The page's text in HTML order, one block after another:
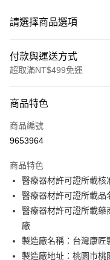
請選擇商品選項
付款與運送方式
超取滿NT$499免運
信用卡一次付款
信用卡分期付款
合作金庫商業銀行
華南商業銀行
上海商業儲蓄銀行
國泰世華商業銀行
臺灣中小企業銀行
匯豐（台灣）商業銀行
聯邦商業銀行
6 期 0 利率 每期
華南商業銀行
上海商業儲蓄銀行
國泰世華商業銀行
臺灣中小企業銀行
匯豐（台灣）商業銀行
LINE Pay
Apple Pay
街口支付
商品特色
商品編號
9653964
商品特色
醫療器材許可證所載
醫療器材許可證所載品
醫療器材許可證所載藥
廠
製造廠名稱：台灣康匠
製造廠地址：桃園市